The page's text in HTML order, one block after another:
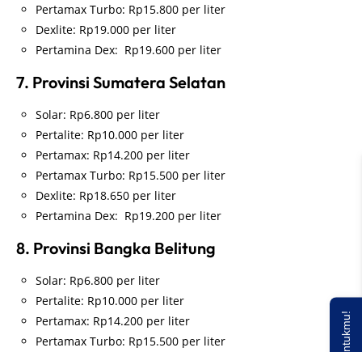
Pertamax Turbo: Rp15.800 per liter
Dexlite: Rp19.000 per liter
Pertamina Dex: Rp19.600 per liter
7. Provinsi Sumatera Selatan
Solar: Rp6.800 per liter
Pertalite: Rp10.000 per liter
Pertamax: Rp14.200 per liter
Pertamax Turbo: Rp15.500 per liter
Dexlite: Rp18.650 per liter
Pertamina Dex: Rp19.200 per liter
8. Provinsi Bangka Belitung
Solar: Rp6.800 per liter
Pertalite: Rp10.000 per liter
Pertamax: Rp14.200 per liter
Pertamax Turbo: Rp15.500 per liter